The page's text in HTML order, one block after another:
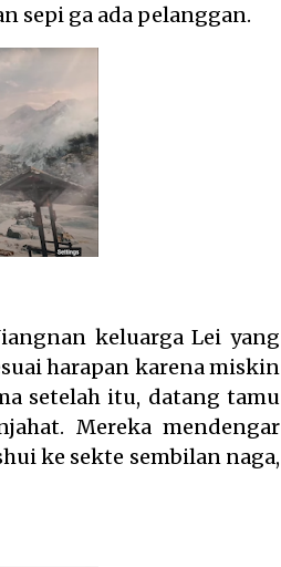
sepi ga ada pelanggan.
keluarga Lei yang
harapan karena miskin
setelah itu, datang tamu
Mereka mendengar
ke sekte sembilan naga,